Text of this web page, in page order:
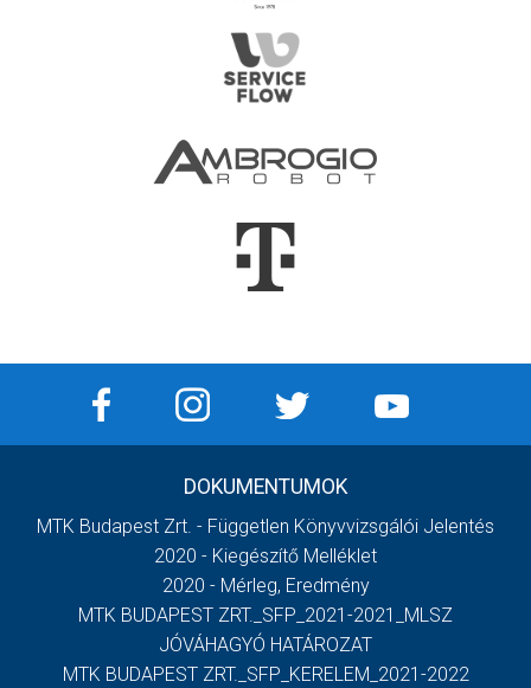
DOKUMENTUMOK
MTK Budapest Zrt. - Független Könyvvizsgálói Jelentés
2020 - Kiegészítő Melléklet
2020 - Mérleg, Eredmény
MTK BUDAPEST ZRT._SFP_2021-2021_MLSZ
JÓVÁHAGYÓ HATÁROZAT
MTK BUDAPEST ZRT._SFP_KERELEM_2021-2022